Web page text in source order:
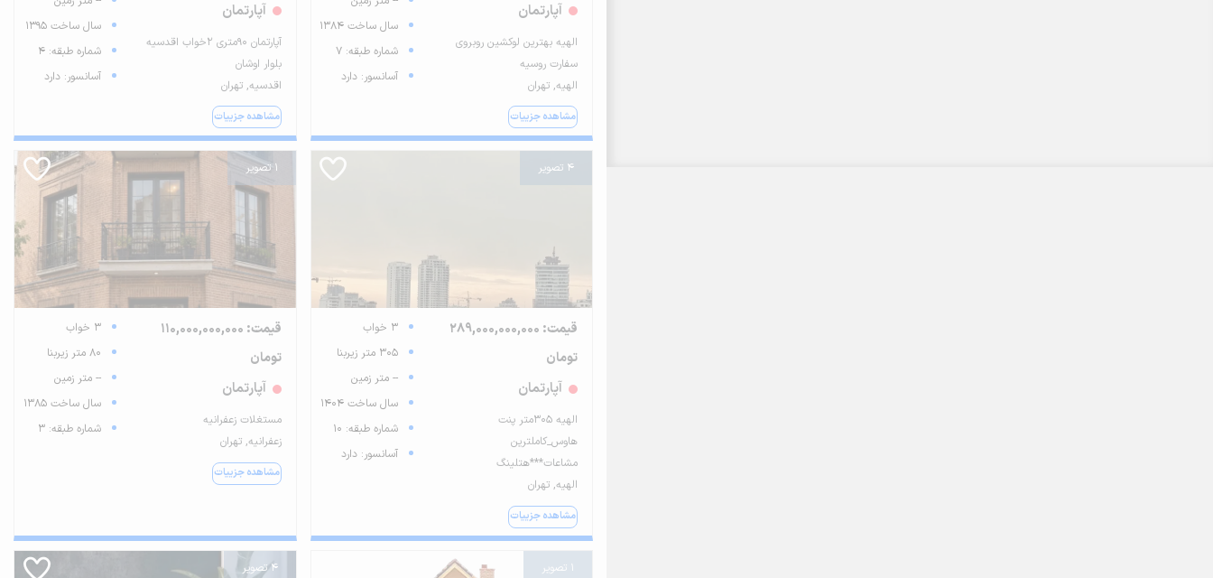
آپارتمان
الهیه بهترین لوکشین روبروی
سفارت روسیه
الهیه, تهران
مشاهده جزییات
سال ساخت 1384
شماره طبقه: 7
آسانسور: دارد
آپارتمان
آپارتمان ۹۰متری ۲خواب اقدسیه
بلوار اوشان
اقدسیه, تهران
مشاهده جزییات
سال ساخت 1395
شماره طبقه: 4
آسانسور: دارد
4 تصویر
قیمت: 289,000,000,000
تومان
آپارتمان
الهیه ۳۰۵متر پنت
هاوس_کاملترین
مشاعات***هتلینگ
الهیه, تهران
مشاهده جزییات
3 خواب
305 متر زیربنا
-- متر زمین
سال ساخت 1404
شماره طبقه: 10
آسانسور: دارد
1 تصویر
قیمت: 110,000,000,000
تومان
آپارتمان
مستغلات زعفرانیه
زعفرانیه, تهران
مشاهده جزییات
3 خواب
80 متر زیربنا
-- متر زمین
سال ساخت 1385
شماره طبقه: 3
1 تصویر 4 تصویر